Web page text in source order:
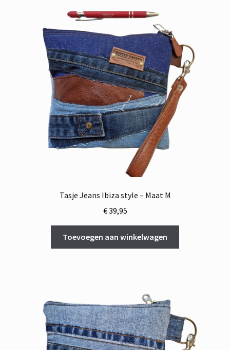
Tasje Jeans Ibiza style – Maat M
€39,95
Toevoegen aan winkelwagen